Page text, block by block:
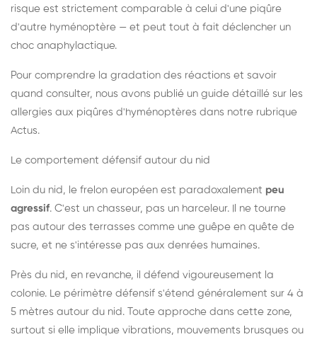
risque est strictement comparable à celui d'une piqûre
d'autre hyménoptère — et peut tout à fait déclencher un
choc anaphylactique.
Pour comprendre la gradation des réactions et savoir
quand consulter, nous avons publié un guide détaillé sur les
allergies aux piqûres d'hyménoptères dans notre rubrique
Actus.
Le comportement défensif autour du nid
Loin du nid, le frelon européen est paradoxalement peu
agressif. C'est un chasseur, pas un harceleur. Il ne tourne
pas autour des terrasses comme une guêpe en quête de
sucre, et ne s'intéresse pas aux denrées humaines.
Près du nid, en revanche, il défend vigoureusement la
colonie. Le périmètre défensif s'étend généralement sur 4 à
5 mètres autour du nid. Toute approche dans cette zone,
surtout si elle implique vibrations, mouvements brusques ou